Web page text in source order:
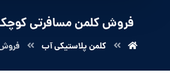
فروش کلمن مسافرتی
کلمن پلاستیکی آب